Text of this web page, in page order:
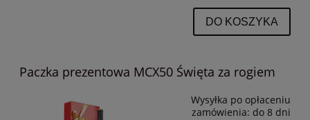
DO KOSZYKA
Paczka prezentowa MCX50 Święta za rogiem
Wysyłka po opłaceniu
zamówienia: do 8 dni